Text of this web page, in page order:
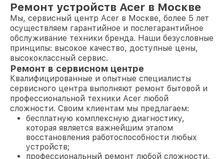
Ремонт устройств Acer в Москве
Мы, сервисный центр Acer в Москве, более 5 лет
осуществляем гарантийное и послегарантийное
обслуживание техники бренда. Наши безусловные
принципы: высокое качество, доступные цены,
высококлассный сервис.
Ремонт в сервисном центре
Квалифицированные и опытные специалисты
сервисного центра выполняют ремонт бытовой и
профессиональной техники Acer любой
сложности. Своим клиентам мы предлагаем:
бесплатную комплексную диагностику,
которая является важнейшим этапом
восстановления работоспособности любых
устройств;
профессиональный ремонт любой сложности,